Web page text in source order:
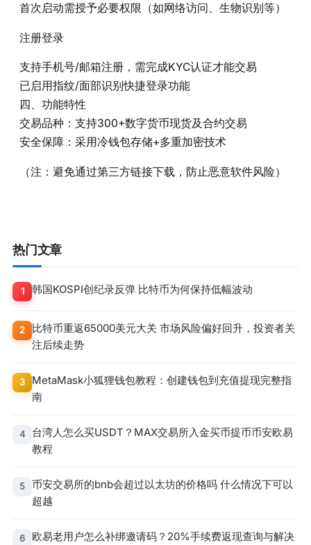
首次启动需授予必要权限（如网络访问、生物识别等）
注册登录‌
支持手机号/邮箱注册，需完成KYC认证才能交易
已启用指纹/面部识别快捷登录功能
四、功能特性
交易品种‌：支持300+数字货币现货及合约交易
安全保障‌：采用冷钱包存储+多重加密技术
（注：避免通过第三方链接下载，防止恶意软件风险）
热门文章
1 韩国KOSPI创纪录反弹 比特币为何保持低幅波动
2
比特币重返65000美元大关 市场风险偏好回升，投资者关
注后续走势
3
MetaMask小狐狸钱包教程：创建钱包到充值提现完整指
南
4
台湾人怎么买USDT？MAX交易所入金买币提币币安欧易
教程
5
币安交易所的bnb会超过以太坊的价格吗 什么情况下可以
超越
6
欧易老用户怎么补绑邀请码？20%手续费返现查询与解决